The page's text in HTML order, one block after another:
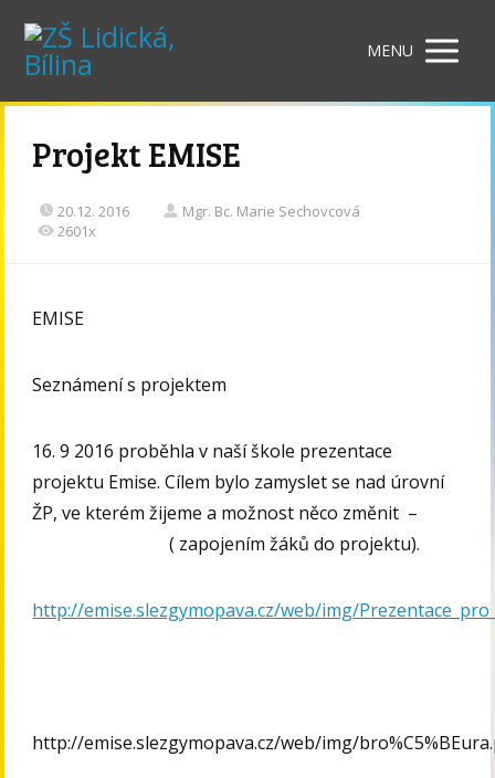
MENU
Projekt EMISE
20.12. 2016
Mgr. Bc. Marie Sechovcová
2601x
EMISE
Seznámení s projektem
16. 9 2016 proběhla v naší škole prezentace
projektu Emise. Cílem bylo zamyslet se nad úrovní
ŽP, ve kterém žijeme a možnost něco změnit –
( zapojením žáků do projektu).
http://emise.slezgymopava.cz/web/img/
http://emise.slezgymopava.cz/web/img/